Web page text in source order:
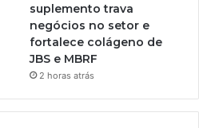
suplemento trava
negócios no setor e
fortalece colágeno de
JBS e MBRF
2 horas atrás